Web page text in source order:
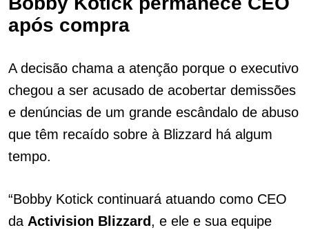
após compra
A decisão chama a atenção porque o executivo
chegou a ser acusado de acobertar demissões
e denúncias de um grande escândalo de abuso
que têm recaído sobre à Blizzard há algum
tempo.
“Bobby Kotick continuará atuando como CEO
da Activision Blizzard, e ele e sua equipe